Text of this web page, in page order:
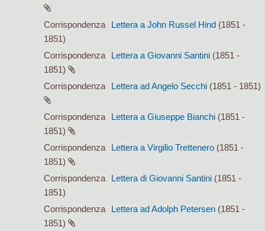
Corrispondenza Lettera a John Russel Hind (1851 -
1851)
Corrispondenza
Lettera a Giovanni Santini (1851 -
1851)
Corrispondenza
Lettera ad Angelo Secchi (1851 - 1851)
Corrispondenza Lettera a Giuseppe Bianchi (1851 -
1851)
Corrispondenza
Lettera a Virgilio Trettenero (1851 -
1851)
Corrispondenza
Lettera di Giovanni Santini (1851 -
1851)
Corrispondenza
Lettera ad Adolph Petersen (1851 -
1851)